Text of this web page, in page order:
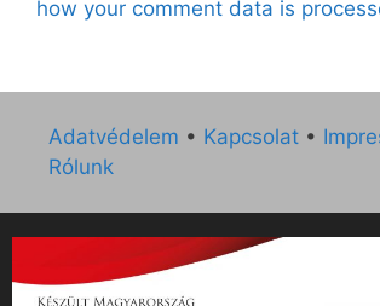
how your comment data is
Adatvédelem • Kapcsolat •
Rólunk